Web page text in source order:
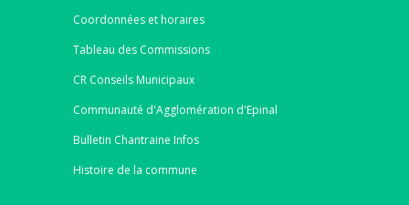
Coordonnées et horaires
Tableau des Commissions
CR Conseils Municipaux
Communauté d'Agglomération d'Epinal
Bulletin Chantraine Infos
Histoire de la commune